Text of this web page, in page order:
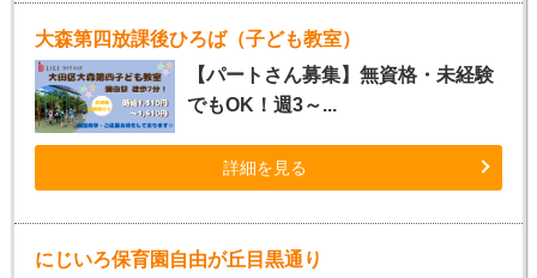
大森第四放課後ひろば（子ども教室）
【パートさん募集】無資格・未経験
でもOK！週3～...
詳細を見る
にじいろ保育園自由が丘目黒通り